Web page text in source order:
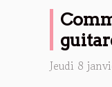
folk
Jeudi 8